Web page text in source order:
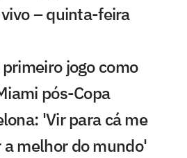
– quinta-feira
jogo como
pós-Copa
'Vir para cá me
melhor do mundo'